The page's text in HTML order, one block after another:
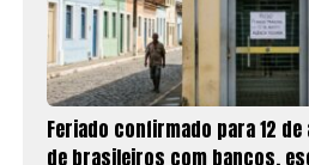
Feriado confirmado para 12
de brasileiros com bancos,